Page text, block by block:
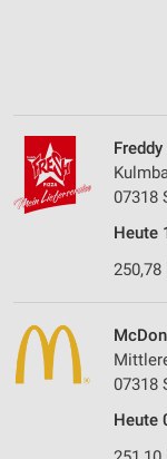
07318
Heute
250,78
07318
Heute